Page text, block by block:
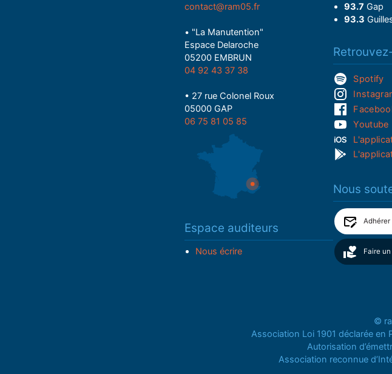
contact@ram05.fr
• "La Manutention"
Espace Delaroche
05200 EMBRUN
04 92 43 37 38
• 27 rue Colonel Roux
05000 GAP
06 75 81 05 85
Espace auditeurs
Nous écrire
93.7 Gap
93.3
Spotify
Youtube
Nous
Faire
©
Association Loi 1901 déclarée en
Autorisation
Association reconnue